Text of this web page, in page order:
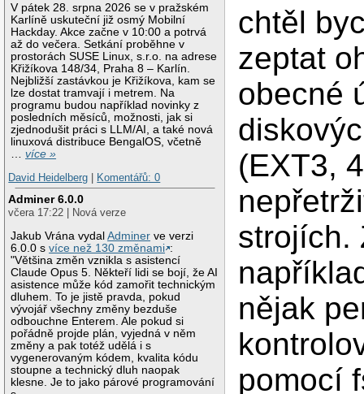
V pátek 28. srpna 2026 se v pražském
Karlíně uskuteční již osmý Mobilní
Hackday. Akce začne v 10:00 a potrvá
až do večera. Setkání proběhne v
prostorách SUSE Linux, s.r.o. na adrese
Křižíkova 148/34, Praha 8 – Karlín.
Nejbližší zastávkou je Křižíkova, kam se
lze dostat tramvají i metrem. Na
programu budou například novinky z
posledních měsíců, možnosti, jak si
zjednodušit práci s LLM/AI, a také nová
linuxová distribuce BengalOS, včetně
…více »
David Heidelberg
Komentářů: 0
Adminer 6.0.0
včera 17:22 | Nová verze
Jakub Vrána vydalAdminer ve verzi
6.0.0 svíce než 130 změnami :
"Většina změn vznikla s asistencí
Claude Opus 5. Někteří lidi se bojí, že AI
asistence může kód zamořit technickým
dluhem. To je jistě pravda, pokud
vývojář všechny změny bezduše
odbouchne Enterem. Ale pokud si
pořádně projde plán, vyjedná v něm
změny a pak totéž udělá i s
vygenerovaným kódem, kvalita kódu
stoupne a technický dluh naopak
klesne. Je to jako párové programování
chtěl
zeptat
obecné
(EXT3,
strojích.
nějak
pomocí